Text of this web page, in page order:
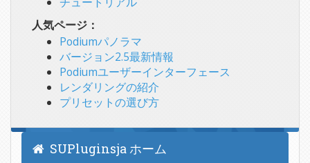
人気ページ：
Podiumパノラマ
バージョン2.5最新情報
Podiumユーザーインターフェース
レンダリングの紹介
プリセットの選び方
SUPluginsja ホーム